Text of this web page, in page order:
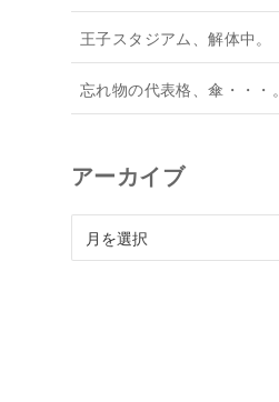
王子スタジアム、解体中。
忘れ物の代表格、傘・・・。
アーカイブ